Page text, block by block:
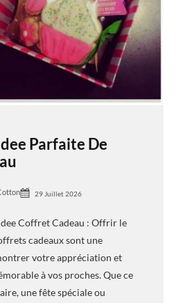
Parfaite De
29 Juillet 2026
Coffret Cadeau : Offrir le
cadeaux sont une
votre appréciation et
à vos proches. Que ce
une fête spéciale ou